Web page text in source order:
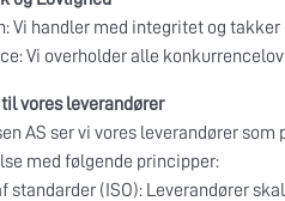
Vi handler med integritet og
Vi overholder alle
vores leverandører
AS ser vi vores leverandører
med følgende principper:
standarder (ISO): Leverandører